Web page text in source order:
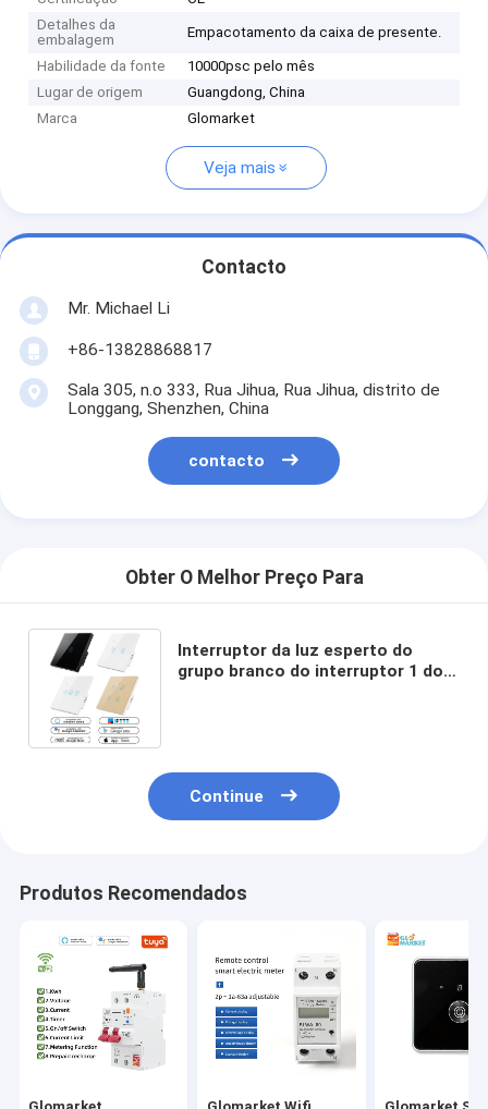
Detalhes da
embalagem
Empacotamento da caixa de presente.
Habilidade da fonte
10000psc pelo mês
Lugar de origem
Guangdong, China
Marca
Glomarket
Veja mais
Contacto
Mr. Michael Li
+86-13828868817
Sala 305, n.o 333, Rua Jihua, Rua Jihua, distrito de
Longgang, Shenzhen, China
contacto
Obter O Melhor Preço Para
Interruptor da luz esperto do
grupo branco do interruptor 1 do
Continue
Produtos Recomendados